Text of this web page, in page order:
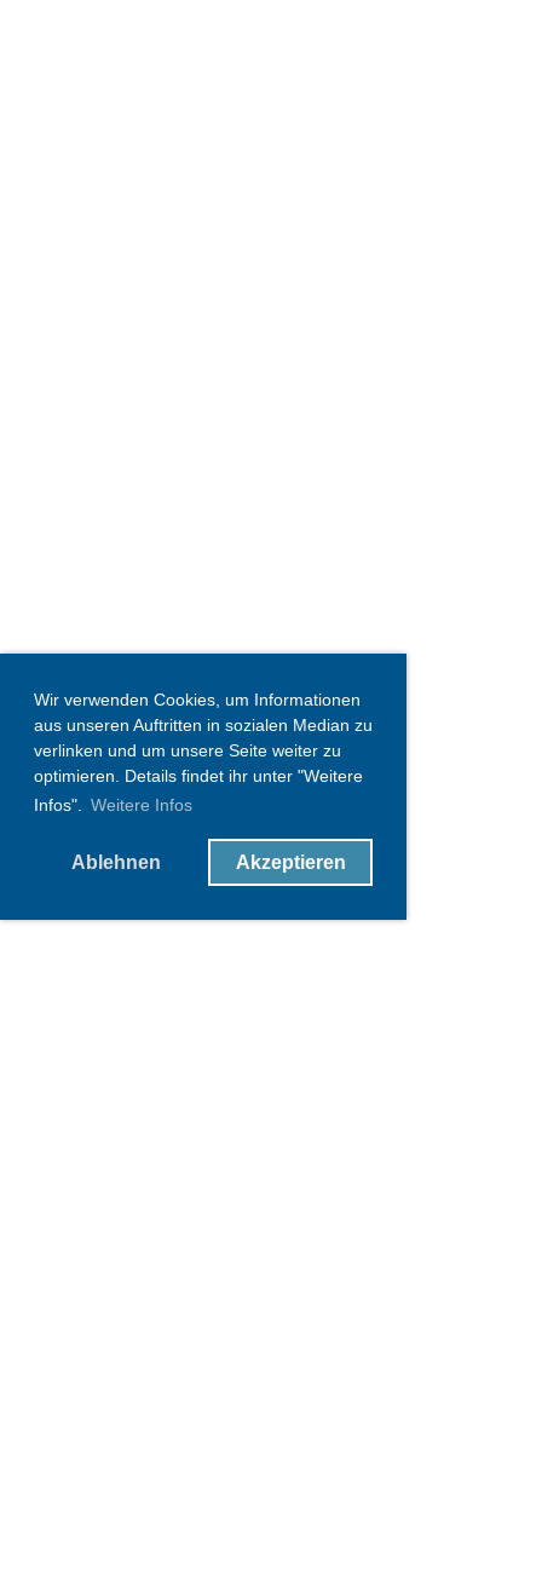
Wir verwenden Cookies, um Informationen
aus unseren Auftritten in sozialen Median zu
verlinken und um unsere Seite weiter zu
optimieren. Details findet ihr unter "Weitere
Infos". Weitere Infos
Ablehnen Akzeptieren